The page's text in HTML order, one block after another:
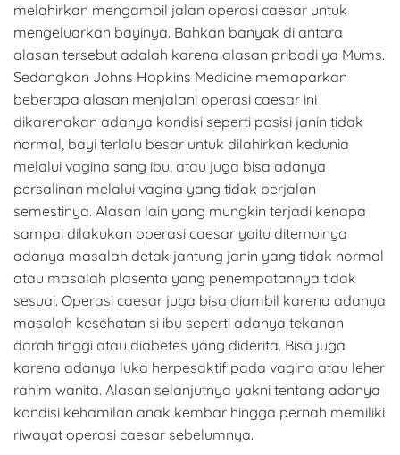
melahirkan mengambil jalan operasi caesar untuk
mengeluarkan bayinya. Bahkan banyak di antara
alasan tersebut adalah karena alasan pribadi ya Mums.
Sedangkan Johns Hopkins Medicine memaparkan
beberapa alasan menjalani operasi caesar ini
dikarenakan adanya kondisi seperti posisi janin tidak
normal, bayi terlalu besar untuk dilahirkan kedunia
melalui vagina sang ibu, atau juga bisa adanya
persalinan melalui vagina yang tidak berjalan
semestinya. Alasan lain yang mungkin terjadi kenapa
sampai dilakukan operasi caesar yaitu ditemuinya
adanya masalah detak jantung janin yang tidak normal
atau masalah plasenta yang penempatannya tidak
sesuai. Operasi caesar juga bisa diambil karena adanya
masalah kesehatan si ibu seperti adanya tekanan
darah tinggi atau diabetes yang diderita. Bisa juga
karena adanya luka herpesaktif pada vagina atau leher
rahim wanita. Alasan selanjutnya yakni tentang adanya
kondisi kehamilan anak kembar hingga pernah memiliki
riwayat operasi caesar sebelumnya.